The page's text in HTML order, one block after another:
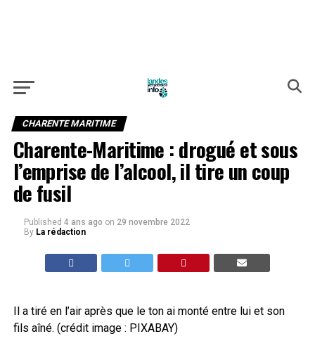
CHARENTE MARITIME
Charente-Maritime : drogué et sous
l’emprise de l’alcool, il tire un coup
de fusil
Published 4 ans ago on 29 novembre 2022
By La rédaction
Il a tiré en l’air après que le ton ai monté entre lui et son
fils aîné. (crédit image : PIXABAY)